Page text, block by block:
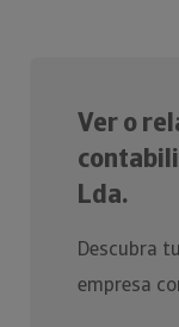
Ver o
Lda.
Descubra
empresa